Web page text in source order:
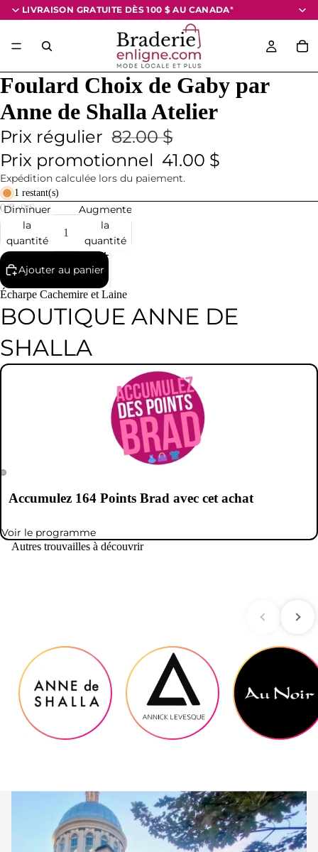
LIVRAISON GRATUITE DÈS 100 $ AU CANADA*
Foulard Choix de Gaby par
Anne de Shalla Atelier
Prix régulier 82.00 $
Prix promotionnel 41.00 $
Expédition calculée lors du paiement.
1 restant(s)
0/S 0/S
Diminuer
la
quantité
Augmenter
la
quantité
Ajouter au panier
Écharpe Cachemire et Laine
BOUTIQUE ANNE DE
SHALLA
Accumulez 164 Points Brad avec cet achat
Voir le programme
Autres trouvailles à découvrir